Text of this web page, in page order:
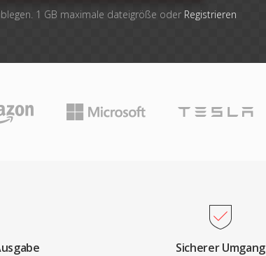
1 GB maximale dateigröße oder Registrieren
Sicherer Umgang